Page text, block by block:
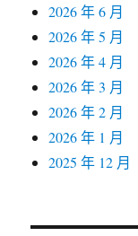
2026 年 6 月
2026 年 5 月
2026 年 4 月
2026 年 3 月
2026 年 2 月
2026 年 1 月
2025 年 12 月